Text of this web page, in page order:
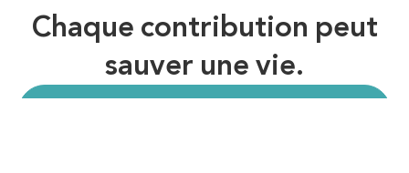
Chaque contribution peut
sauver une vie.